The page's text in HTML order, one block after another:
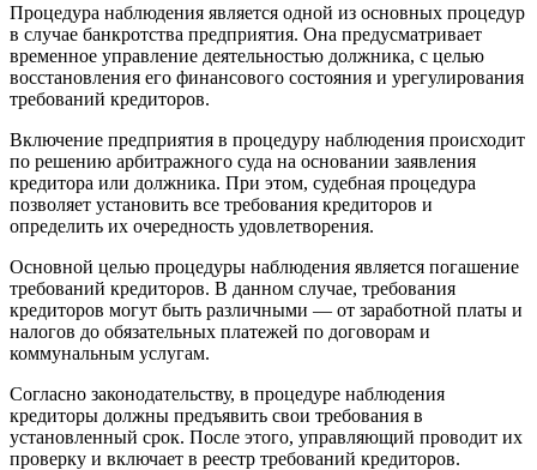
Процедура наблюдения является одной из основных процедур
в случае банкротства предприятия. Она предусматривает
временное управление деятельностью должника, с целью
восстановления его финансового состояния и урегулирования
требований кредиторов.
Включение предприятия в процедуру наблюдения происходит
по решению арбитражного суда на основании заявления
кредитора или должника. При этом, судебная процедура
позволяет установить все требования кредиторов и
определить их очередность удовлетворения.
Основной целью процедуры наблюдения является погашение
требований кредиторов. В данном случае, требования
кредиторов могут быть различными — от заработной платы и
налогов до обязательных платежей по договорам и
коммунальным услугам.
Согласно законодательству, в процедуре наблюдения
кредиторы должны предъявить свои требования в
установленный срок. После этого, управляющий проводит их
проверку и включает в реестр требований кредиторов.